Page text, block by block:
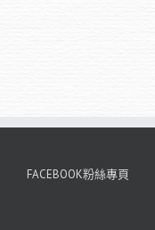
FACEBOOK粉絲專頁